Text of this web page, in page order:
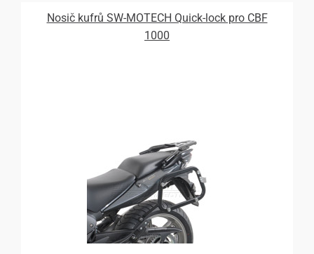
Nosič kufrů SW-MOTECH Quick-lock pro CBF
1000